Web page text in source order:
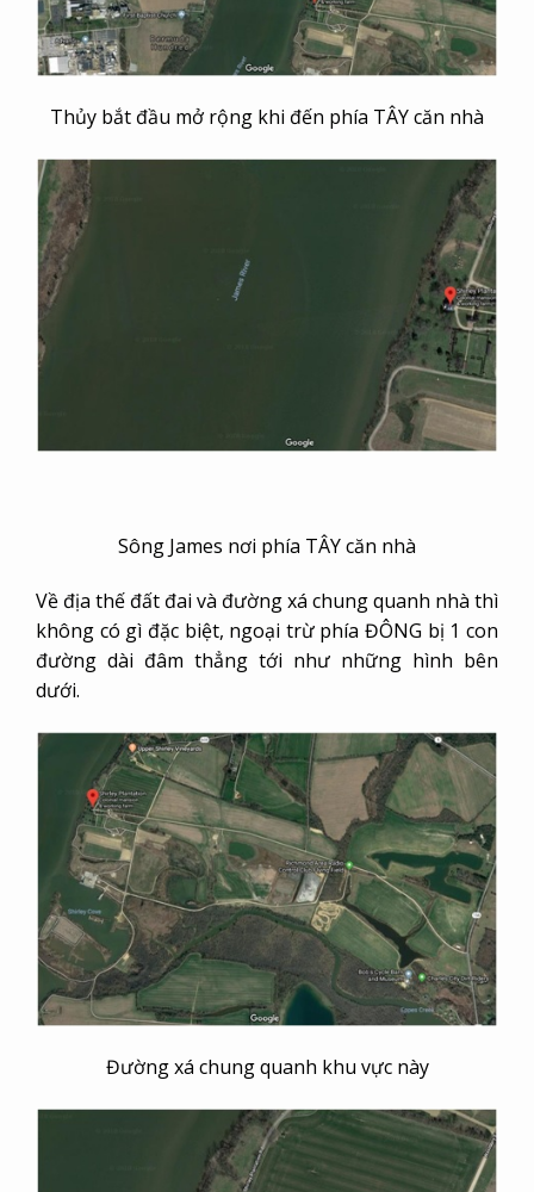
Thủy bắt đầu mở rộng khi đến phía TÂY căn nhà
Sông James nơi phía TÂY căn nhà
Về địa thế đất đai và đường xá chung quanh nhà thì
không có gì đặc biệt, ngoại trừ phía ĐÔNG bị 1 con
đường dài đâm thẳng tới như những hình bên
dưới.
Đường xá chung quanh khu vực này